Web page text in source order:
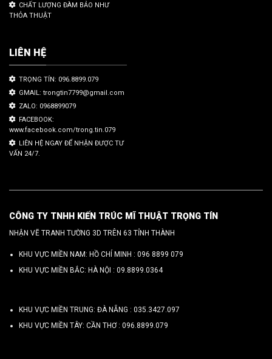
CHẤT LƯỢNG ĐÀM BẢO NHƯ
THỎA THUẬT
LIÊN HỆ
TRỌNG TÍN: 096.8899.079
GMAIL: trongtin7799@gmail.com
ZALO: 0968899079
FACEBOOK:
www.facebook.com/trong.tin.079
LIÊN HỆ NGAY ĐỂ NHẬN ĐƯỢC TƯ
VẤN 24/7.
CÔNG TY TNHH KIẾN TRÚC MĨ THUẬT TRỌNG TÍN
NHẬN VẼ TRANH TƯỜNG 3D TRÊN 63 TỈNH THÀNH
KHU VỰC MIỀN NAM: HỒ CHÍ MINH : 096 8899 079
KHU VỰC MIỀN BẮC: HÀ NỘI : 09.8899.0364
KHU VỰC MIỀN TRUNG: ĐÀ NẴNG : 035.3427.097
KHU VỰC MIỀN TÂY: CẦN THƠ : 096.8899.079